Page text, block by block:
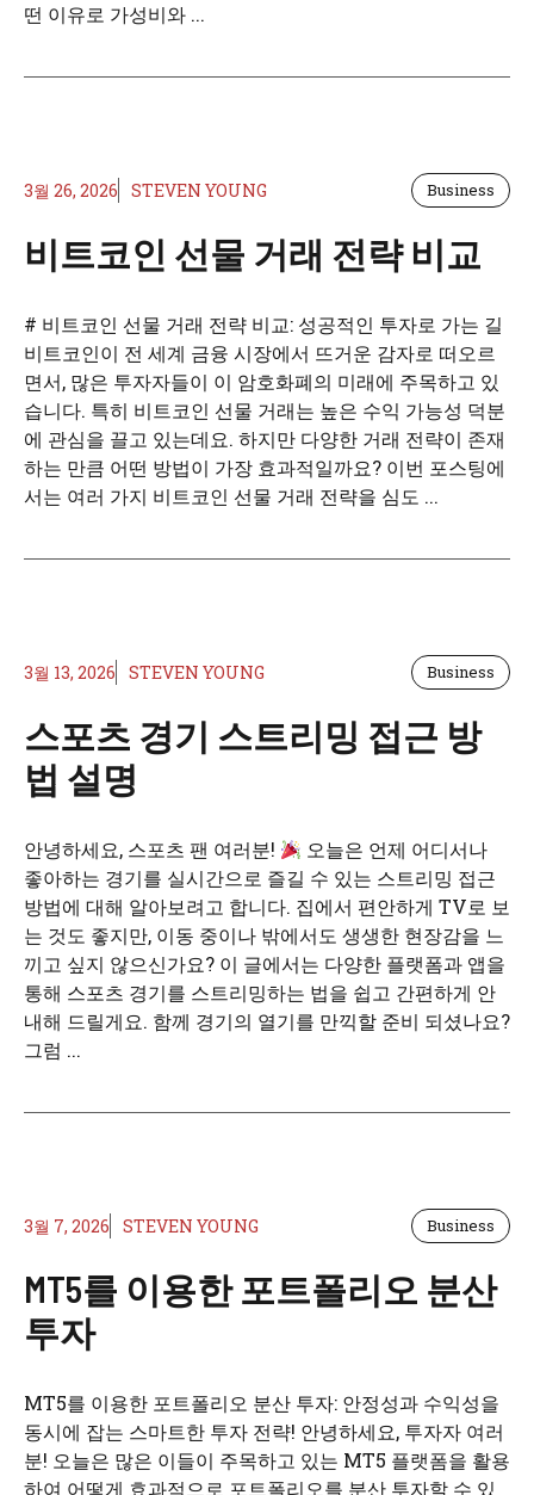
떤 이유로 가성비와 ...
3월 26, 2026 STEVEN YOUNG Business
비트코인 선물 거래 전략 비교
# 비트코인 선물 거래 전략 비교: 성공적인 투자로 가는 길
비트코인이 전 세계 금융 시장에서 뜨거운 감자로 떠오르
면서, 많은 투자자들이 이 암호화폐의 미래에 주목하고 있
습니다. 특히 비트코인 선물 거래는 높은 수익 가능성 덕분
에 관심을 끌고 있는데요. 하지만 다양한 거래 전략이 존재
하는 만큼 어떤 방법이 가장 효과적일까요? 이번 포스팅에
서는 여러 가지 비트코인 선물 거래 전략을 심도 ...
3월 13, 2026 STEVEN YOUNG Business
스포츠 경기 스트리밍 접근 방
법 설명
안녕하세요, 스포츠 팬 여러분!
오늘은 언제 어디서나
좋아하는 경기를 실시간으로 즐길 수 있는 스트리밍 접근
방법에 대해 알아보려고 합니다. 집에서 편안하게 TV로 보
는 것도 좋지만, 이동 중이나 밖에서도 생생한 현장감을 느
끼고 싶지 않으신가요? 이 글에서는 다양한 플랫폼과 앱을
통해 스포츠 경기를 스트리밍하는 법을 쉽고 간편하게 안
내해 드릴게요. 함께 경기의 열기를 만끽할 준비 되셨나요?
그럼 ...
3월 7, 2026 STEVEN YOUNG Business
MT5를 이용한 포트폴리오 분산
투자
MT5를 이용한 포트폴리오 분산 투자: 안정성과 수익성을
동시에 잡는 스마트한 투자 전략! 안녕하세요, 투자자 여러
분! 오늘은 많은 이들이 주목하고 있는 MT5 플랫폼을 활용
하여 어떻게 효과적으로 포트폴리오를 분산 투자할 수 있